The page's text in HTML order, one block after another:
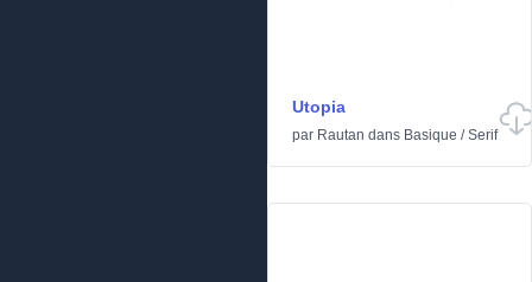
Utopia
par Rautan dans Basique /Serif